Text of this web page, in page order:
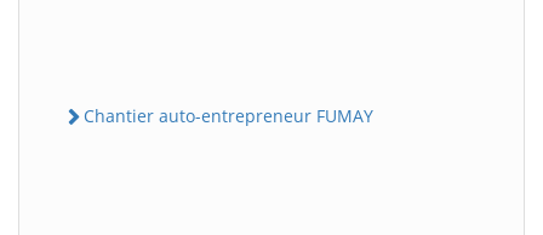
Chantier auto-entrepreneur FUMAY